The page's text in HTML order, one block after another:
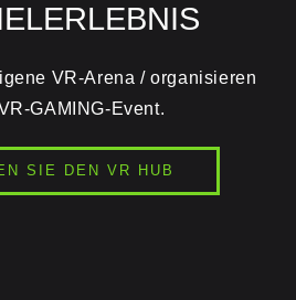
VR-Arena / organisieren
GAMING-Event.
SIE DEN VR HUB